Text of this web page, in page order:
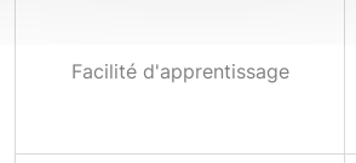
Facilité d'apprentissage